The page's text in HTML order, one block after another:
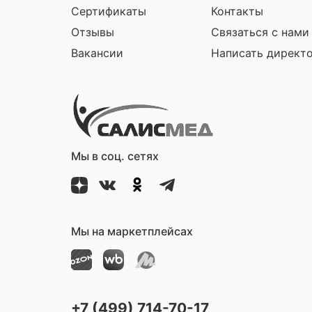
Сертификаты
Отзывы
Вакансии
Контакты
Связаться с нами
Написать
Мы в соц. сетях
Мы на маркетплейсах
+7 (499) 714-70-17